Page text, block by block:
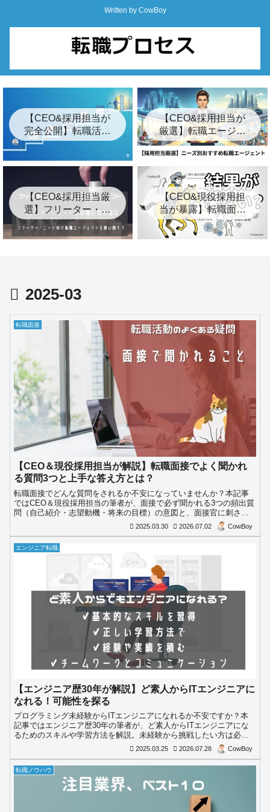
Written by CowBoy
【CEO&採用担当が
完全公開】転職活動
の始め方ロードマッ
順」
【CEO&採用担当が
厳選】転職エージェ
ントおすすめ24選&
裏事情【2026年最
【CEO&採用担当厳
選】フリーター・ニ
ート向けおすすめ転
職エージェント8選
【CEO&現役採用担
当が暴露】転職面接
の結果が遅い3つの裏
事情とは？【キー
2025-03
転職面接
【CEO＆現役採用担当が解説】転職面接でよく聞かれ
る質問3つと上手な答え方とは？
転職面接でどんな質問をされるか不安になっていませんか？本記事
ではCEO＆現役採用担当の筆者が、面接で必ず聞かれる3つの頻出質
問（自己紹介・志望動機・将来の目標）の意図と、面接官に刺さる
上手な答え方のポイントを徹底解説します。面接対策に必須の内容
2025.03.30 2026.07.02 CowBoy
エンジニア転職
【エンジニア歴30年が解説】ど素人からITエンジニアに
なれる！可能性を探る
プログラミング未経験からITエンジニアになれるか不安ですか？本
記事ではエンジニア歴30年の筆者が、ど素人からITエンジニアにな
るためのスキルや学習方法を解説。未経験から挑戦したい方は必見
2025.03.25 2026.07.28 CowBoy
転職ノウハウ